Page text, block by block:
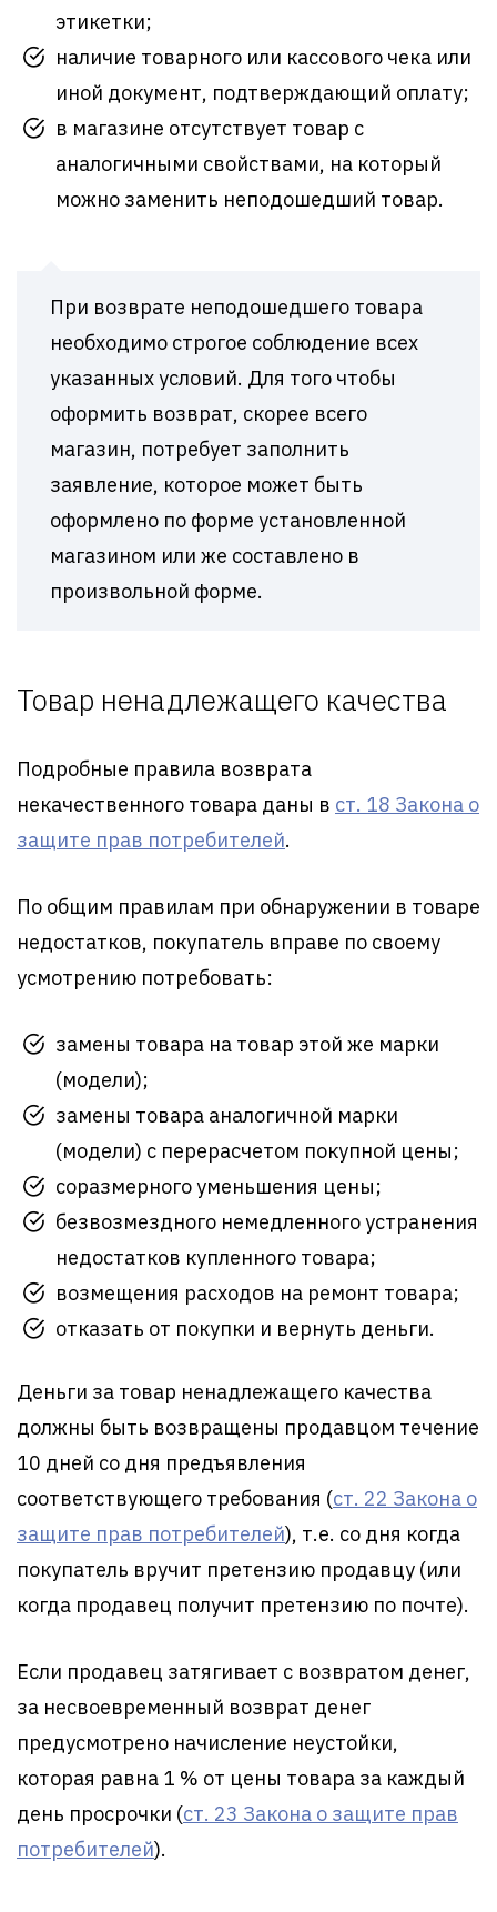
этикетки;
наличие товарного или кассового чека или
иной документ, подтверждающий оплату;
в магазине отсутствует товар с
аналогичными свойствами, на который
можно заменить неподошедший товар.
При возврате неподошедшего товара
необходимо строгое соблюдение всех
указанных условий. Для того чтобы
оформить возврат, скорее всего
магазин, потребует заполнить
заявление, которое может быть
оформлено по форме установленной
магазином или же составлено в
произвольной форме.
Товар ненадлежащего качества
Подробные правила возврата
некачественного товара даны в ст. 18 Закона о
защите прав потребителей.
По общим правилам при обнаружении в товаре
недостатков, покупатель вправе по своему
усмотрению потребовать:
замены товара на товар этой же марки
(модели);
замены товара аналогичной марки
(модели) с перерасчетом покупной цены;
соразмерного уменьшения цены;
безвозмездного немедленного устранения
недостатков купленного товара;
возмещения расходов на ремонт товара;
отказать от покупки и вернуть деньги.
Деньги за товар ненадлежащего качества
должны быть возвращены продавцом течение
10 дней со дня предъявления
соответствующего требования (ст. 22 Закона о
защите прав потребителей), т.е. со дня когда
покупатель вручит претензию продавцу (или
когда продавец получит претензию по почте).
Если продавец затягивает с возвратом денег,
за несвоевременный возврат денег
предусмотрено начисление неустойки,
которая равна 1 % от цены товара за каждый
день просрочки (ст. 23 Закона о защите прав
потребителей).